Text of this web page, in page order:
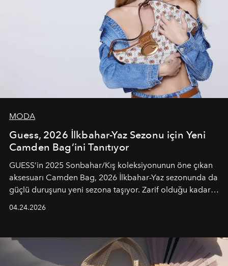
MODA
Guess, 2026 İlkbahar-Yaz Sezonu için Yeni
Camden Bag’ini Tanıtıyor
GUESS’in 2025 Sonbahar/Kış koleksiyonunun öne çıkan
aksesuarı Camden Bag, 2026 İlkbahar-Yaz sezonunda da
güçlü duruşunu yeni sezona taşıyor. Zarif olduğu kadar
04.24.2026